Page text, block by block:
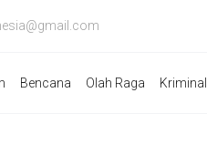
Bencana Olah Raga Kriminal